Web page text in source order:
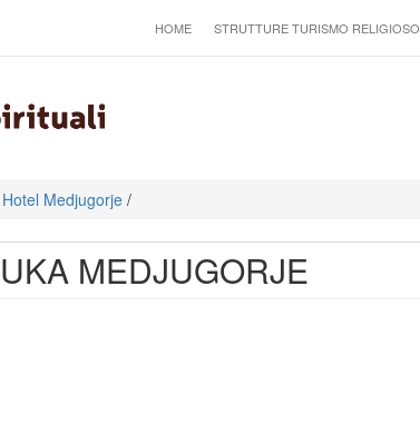
HOME STRUTTURE TURISMO RELIGIOSO
Hotel Medjugorje /
MEDJUGORJE